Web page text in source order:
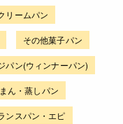
リームパン
その他菓子パン
パン(ウィンナーパン)
ん・蒸しパン
ンスパン・エピ